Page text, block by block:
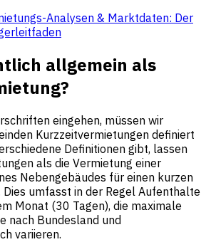
Analysen & Marktdaten: Der
allgemein als
eingehen, müssen wir
Kurzzeitvermietungen definiert
Definitionen gibt, lassen
als die Vermietung einer
Nebengebäudes für einen kurzen
umfasst in der Regel Aufenthalte
Monat (30 Tagen), die maximale
nach Bundesland und
variieren.